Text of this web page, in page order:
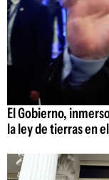
El Gobierno,
la ley de tierras en